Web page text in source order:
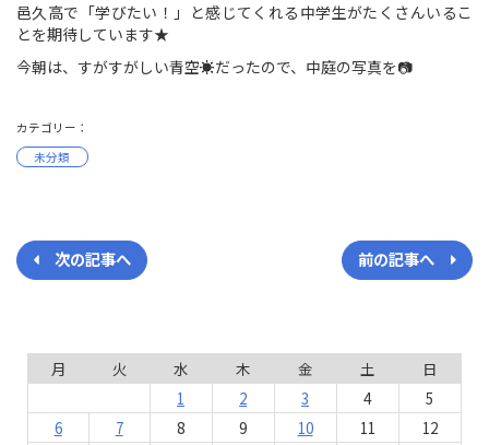
邑久高で「学びたい！」と感じてくれる中学生がたくさんいるこ
とを期待しています★
今朝は、すがすがしい青空☀だったので、中庭の写真を📷
カテゴリー：
未分類
前の記事へ
次の記事へ
月 火 水 木 金 土
日
1
2 3 4
5
6
7 8 9 10 11
12